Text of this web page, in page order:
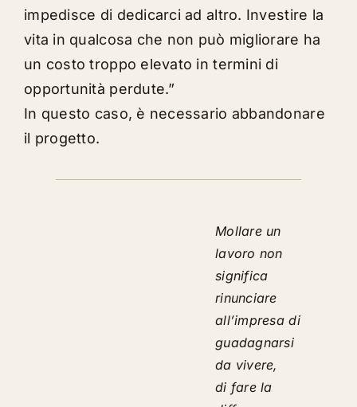
impedisce di dedicarci ad altro. Investire la
vita in qualcosa che non può migliorare ha
un costo troppo elevato in termini di
opportunità perdute.”
In questo caso, è necessario abbandonare
il progetto.
Mollare un
lavoro non
significa
rinunciare
all’impresa di
guadagnarsi
da vivere,
di fare la